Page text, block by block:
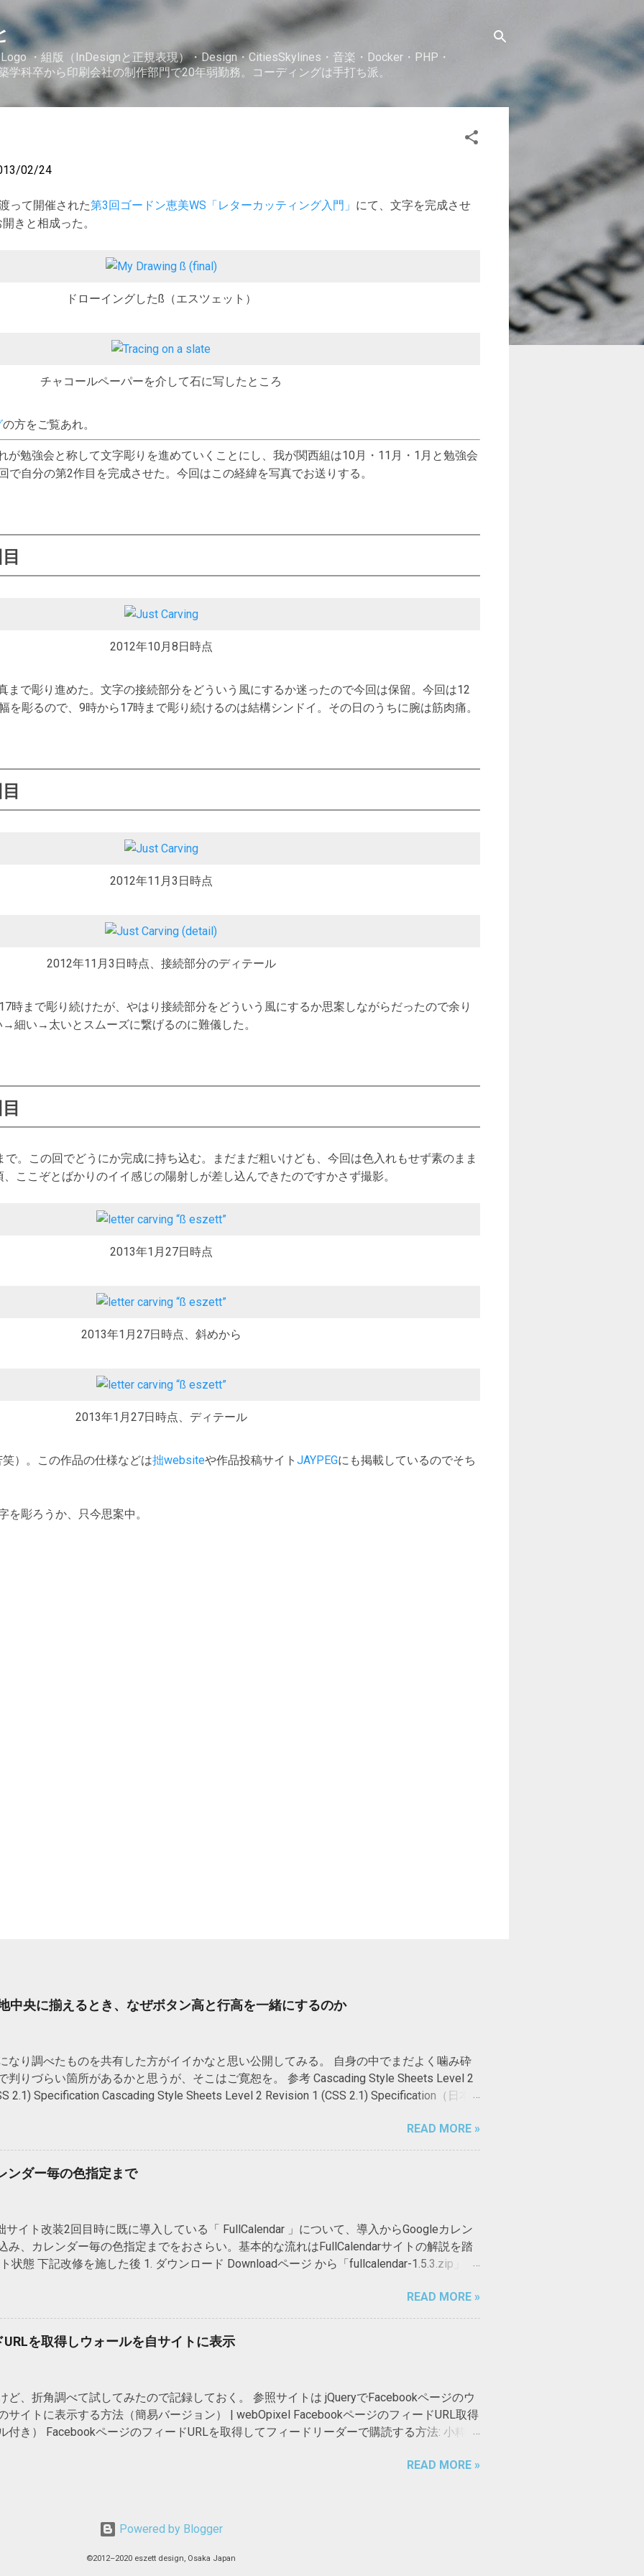
スキップしてメイン コンテンツに移動
・組版（InDesignと正規表現）・Design・CitiesSkylines・音楽・Docker・PHP・
学科卒から印刷会社の制作部門で20年弱勤務。コーディングは手打ち派。
02/24
って開催された第3回ゴードン恵美WS「レターカッティング入門」 にて、文字を完成させ
きと相成った。
ドローイングしたß（エスツェット）
チャコールペーパーを介して石に写したところ
の方をご覧あれ。
が勉強会と称して文字彫りを進めていくことにし、我が関西組は10月・11月・1月と勉強会
で自分の第2作目を完成させた。今回はこの経緯を写真でお送りする。
2012年10月8日時点
まで彫り進めた。文字の接続部分をどういう風にするか迷ったので今回は保留。今回は12
を彫るので、9時から17時まで彫り続けるのは結構シンドイ。その日のうちに腕は筋肉痛。
2012年11月3日時点
2012年11月3日時点、接続部分のディテール
時まで彫り続けたが、やはり接続部分をどういう風にするか思案しながらだったので余り
細い→太いとスムーズに繋げるのに難儀した。
。この回でどうにか完成に持ち込む。まだまだ粗いけども、今回は色入れもせず素のまま
ここぞとばかりのイイ感じの陽射しが差し込んできたのですかさず撮影。
2013年1月27日時点
2013年1月27日時点、斜めから
2013年1月27日時点、ディテール
）。この作品の仕様などは拙websiteや作品投稿サイト JAYPEGにも掲載しているのでそち
を彫ろうか、只今思案中。
中央に揃えるとき、なぜボタン高と行高を一緒にするのか
なり調べたものを共有した方がイイかなと思い公開してみる。 自身の中でまだよく噛み砕
判りづらい箇所があるかと思うが、そこはご寛恕を。 参考 Cascading Style Sheets Level 2
2.1) Specification Cascading Style Sheets Level 2 Revision 1 (CSS 2.1) Specification（日本
書構造を構成するブロックレベル要素内の特定箇所にある特定の機能や論理的な意味を付加
。それ自身の前後に改行を生成しない。例としては、a要素、em要素、span要素など。 イ
は非置換要素と置換要素とがある。今回は置換要素には触れない（置換要素の代表例はimg
要素とは何か 要素に囲まれた内容がそのまま表示される要素。HTMLやXHTMLの要素の大
。 上下paddingは、要素の背景を上下に伸ばすが、行の高さに影響しないため、背景色があ
行（実際は上の行）に重なってしまう。 line-heightは何を制御しているか 行高を指定する
に行間を制御しているのではなく、 leadingという、コンテンツエリアの上下にある余白
とによって行間が決まる （コンテンツエリア＋leadingをインラインボックスという）。 コ
とは、インライン非置換要素では、要素内の全ての文字を繋ぎ合わせたボックスでfont-
高さになる。 図解すると以下の通り。 つまり、line-heightが設定され...
READ MORE »
ンダー毎の色指定まで
サイト改装2回目時に既に導入している「 FullCalendar 」について、導入からGoogleカレン
み、カレンダー毎の色指定までをおさらい。基本的な流れはFullCalendarサイトの解説を踏
状態 下記改修を施した後 1. ダウンロード Downloadページ から「fullcalendar-1.5.3.zip」を
rel="stylesheet" type="text/css" href=" fullcalendar.css " /> <script type="text/javascript" src="
script> <script type="text/javascript" src=" fullcalendar.min.js "></script> <script
src=" gcal.js "></script> 赤字部分は各自の階層に合うように適宜変更。 3. FullCalendar
ダーを読込むためのjQueryを <head> タグ内に記述 必ず <script> タグで囲むこと。 <script
READ MORE »
を取得しウォールを自サイトに表示
ど、折角調べて試してみたので記録しておく。 参照サイトは jQueryでFacebookページのウ
サイトに表示する方法（簡易バージョン） | webOpixel FacebookページのフィードURL取得
付き） FacebookページのフィードURLを取得してフィードリーダーで購読する方法: 小粋空
いて書かれているが、小粋空間さんのページに「自FacebookページのフィードURL取得ツ
更後 https://www.facebook.com/feeds/page.php?format= rss20 &id= [取得したID] jQueryを
み webOpixelさんからjQueryをを拝借し、自サイトに貼り込む。 <script
READ MORE »
Powered by Blogger
©2012–2020 eszett design, Osaka Japan